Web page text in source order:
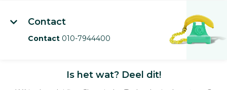
Contact
Contact 010-7944400
Is het wat? Deel dit!